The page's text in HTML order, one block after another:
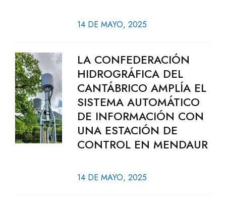
14 DE MAYO, 2025
LA CONFEDERACIÓN
HIDROGRÁFICA DEL
CANTÁBRICO AMPLÍA EL
SISTEMA AUTOMÁTICO
DE INFORMACIÓN CON
UNA ESTACIÓN DE
CONTROL EN MENDAUR
14 DE MAYO, 2025